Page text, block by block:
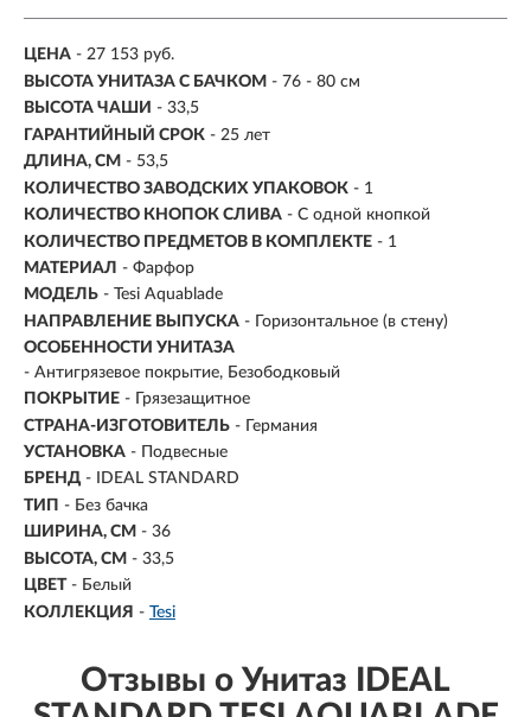
ЦЕНА - 27 153 руб.
ВЫСОТА УНИТАЗА С БАЧКОМ - 76 - 80 см
ВЫСОТА ЧАШИ - 33,5
ГАРАНТИЙНЫЙ СРОК - 25 лет
ДЛИНА, СМ - 53,5
КОЛИЧЕСТВО ЗАВОДСКИХ УПАКОВОК - 1
КОЛИЧЕСТВО КНОПОК СЛИВА - С одной кнопкой
КОЛИЧЕСТВО ПРЕДМЕТОВ В КОМПЛЕКТЕ - 1
МАТЕРИАЛ - Фарфор
МОДЕЛЬ - Tesi Aquablade
НАПРАВЛЕНИЕ ВЫПУСКА - Горизонтальное (в стену)
ОСОБЕННОСТИ УНИТАЗА
- Антигрязевое покрытие, Безободковый
ПОКРЫТИЕ - Грязезащитное
СТРАНА-ИЗГОТОВИТЕЛЬ - Германия
УСТАНОВКА -
Подвесные
БРЕНД - IDEAL STANDARD
ТИП - Без бачка
ШИРИНА, СМ - 36
ВЫСОТА, СМ - 33,5
ЦВЕТ - Белый
КОЛЛЕКЦИЯ - Tesi
Отзывы о Унитаз IDEAL